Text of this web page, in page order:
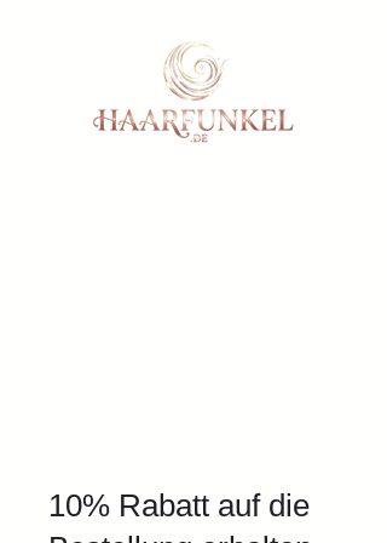
10% Rabatt auf die